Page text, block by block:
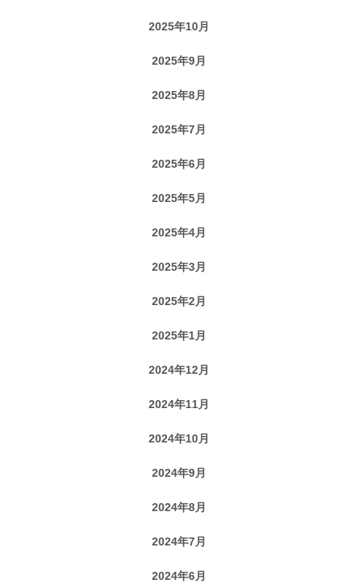
2025年10月
2025年9月
2025年8月
2025年7月
2025年6月
2025年5月
2025年4月
2025年3月
2025年2月
2025年1月
2024年12月
2024年11月
2024年10月
2024年9月
2024年8月
2024年7月
2024年6月